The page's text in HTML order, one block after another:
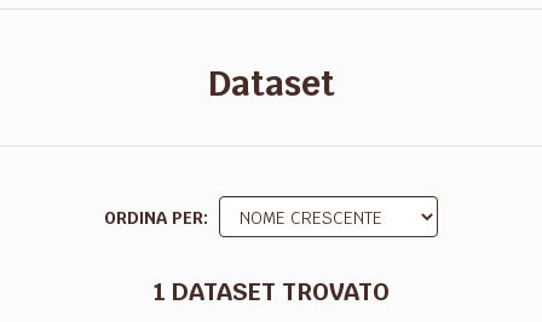
Dataset
ORDINA PER
1 DATASET TROVATO